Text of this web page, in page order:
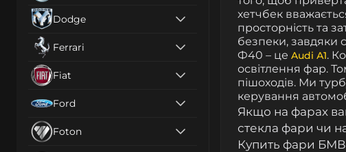
Dodge
Ferrari
Fiat
Ford
Foton
хетчбек
просторність та
безпеки,
Ф40 – це Audi А1.
освітлення фар.
пішоходів. Ми
керування
Якщо на фарах
стекла фари чи
Купить фари БМВ